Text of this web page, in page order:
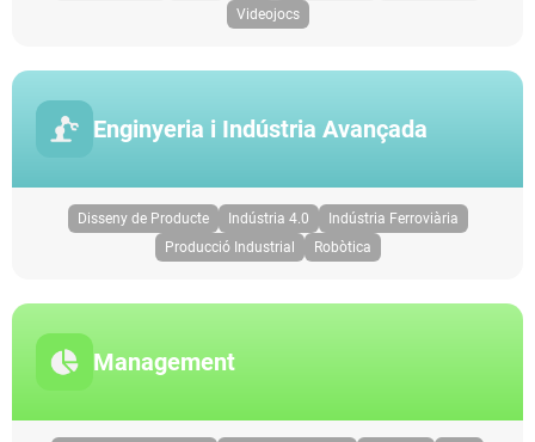
Videojocs
Enginyeria i Indústria Avançada
Disseny de Producte Indústria 4.0
Indústria Ferroviària
Producció Industrial
Robòtica
Management